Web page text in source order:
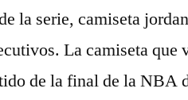
la serie, camiseta
La camiseta
de la final de la NBA